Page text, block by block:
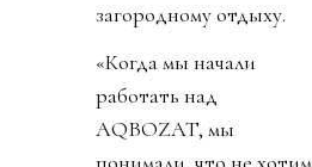
загородному отдыху.
«Когда мы начали
работать над
AQBOZAT, мы